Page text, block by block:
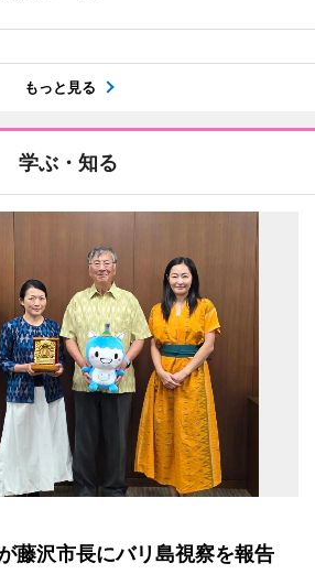
もっと見る
学ぶ・知る
藤沢市長にバリ島視察を報告